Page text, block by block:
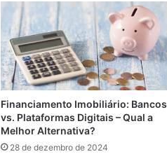
Financiamento Imobiliário: Bancos
vs. Plataformas Digitais – Qual a
Melhor Alternativa?
28 de dezembro de 2024